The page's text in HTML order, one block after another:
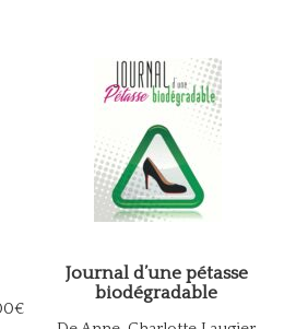
Journal d’une pétasse
biodégradable